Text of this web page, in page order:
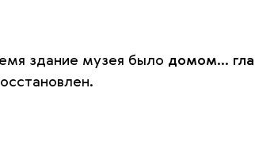
здание музея было домом…